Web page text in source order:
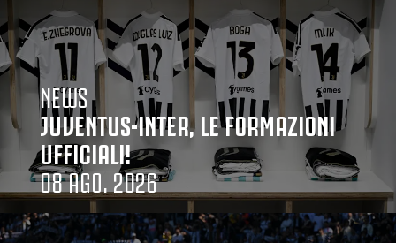
NEWS
JUVENTUS-INTER, LE FORMAZIONI
UFFICIALI!
08 AGO. 2026